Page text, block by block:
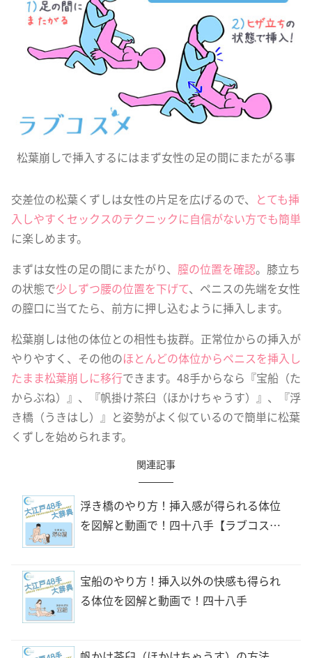
松葉崩しで挿入するにはまず女性の足の間にまたがる事
交差位の松葉くずしは女性の片足を広げるので、 とても挿
入しやすくセックスのテクニックに自信がない方でも簡単
に楽しめます。
まずは女性の足の間にまたがり、 膣の位置を確認。膝立ち
の状態で少しずつ腰の位置を下げて、ペニスの先端を女性
の膣口に当てたら、前方に押し込むように挿入します。
松葉崩しは他の体位との相性も抜群。正常位からの挿入が
やりやすく、その他のほとんどの体位からペニスを挿入し
たまま松葉崩しに移行できます。48手からなら『宝船（た
からぶね）』、『帆掛け茶臼（ほかけちゃうす）』、『浮
き橋（うきはし）』と姿勢がよく似ているので簡単に松葉
くずしを始められます。
関連記事
浮き橋のやり方！挿入感が得られる体位
を図解と動画で！四十八手【ラブコス
宝船のやり方！挿入以外の快感も得られ
る体位を図解と動画で！四十八手